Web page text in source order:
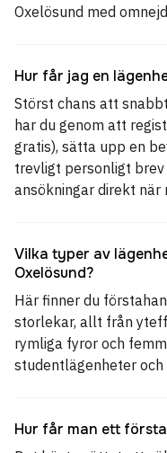
Oxelösund med
Hur får jag en
Störst chans att
har du genom att
gratis), sätta upp en
trevligt personligt
ansökningar direkt när
Vilka typer av
Oxelösund?
Här finner du
storlekar, allt från
rymliga fyror och
studentlägenheter och
Hur får man ett